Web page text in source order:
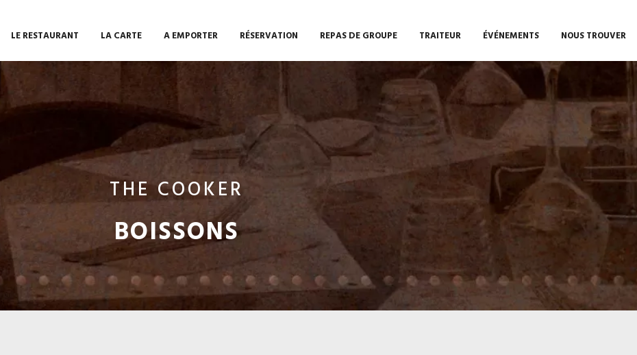
LE RESTAURANT LA CARTE A EMPORTER RÉSERVATION REPAS DE GROUPE TRAITEUR ÉVÉNEMENTS NOUS TROUVER
THE COOKER
BOISSONS